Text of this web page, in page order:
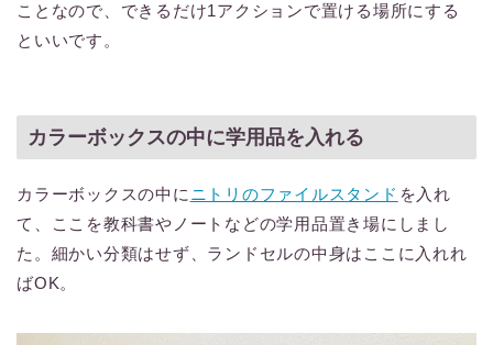
ことなので、できるだけ1アクションで置ける場所にする
といいです。
カラーボックスの中に学用品を入れる
カラーボックスの中に ニトリのファイルスタンド を入れ
て、ここを教科書やノートなどの学用品置き場にしまし
た。細かい分類はせず、ランドセルの中身はここに入れれ
ばOK。